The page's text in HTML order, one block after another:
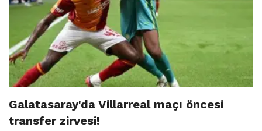
Galatasaray'da Villarreal maçı öncesi
transfer zirvesi!